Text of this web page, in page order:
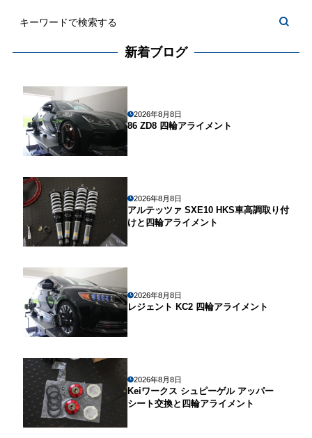
新着ブログ
2026年8月8日
86 ZD8 四輪アライメント
2026年8月8日
アルテッツァ SXE10 HKS車高調取り付
けと四輪アライメント
2026年8月8日
レジェント KC2 四輪アライメント
2026年8月8日
Keiワークス シュピーゲル アッパー
シート交換と四輪アライメント